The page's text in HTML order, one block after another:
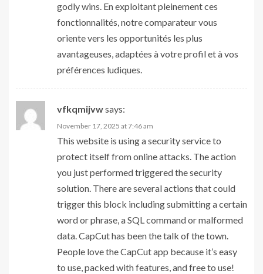
godly wins. En exploitant pleinement ces
fonctionnalités, notre comparateur vous
oriente vers les opportunités les plus
avantageuses, adaptées à votre profil et à vos
préférences ludiques.
vfkqmijvwsays:
November 17, 2025 at 7:46 am
This website is using a security service to
protect itself from online attacks. The action
you just performed triggered the security
solution. There are several actions that could
trigger this block including submitting a certain
word or phrase, a SQL command or malformed
data. CapCut has been the talk of the town.
People love the CapCut app because it’s easy
to use, packed with features, and free to use!